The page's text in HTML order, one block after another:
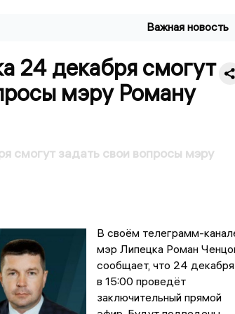
Важная новость
24 декабря смогут
мэру Роману
смогут задать свои вопросы мэру
В своём телеграмм-
мэр Липецка Роман
сообщает, что 24 декабря
в 15:00 проведёт
заключительный прямой